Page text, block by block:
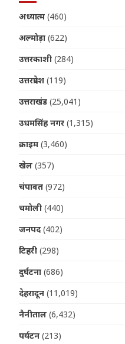
अध्यात्म (460)
अल्मोड़ा (622)
उत्तरकाशी (284)
उत्तरप्रदेश (119)
उत्तराखंड (25,041)
उधमसिंह नगर (1,315)
क्राइम (3,460)
खेल (357)
चंपावत (972)
चमोली (440)
जनपद (402)
टिहरी (298)
दुर्घटना (686)
देहरादून (11,019)
नैनीताल (6,432)
पर्यटन (213)